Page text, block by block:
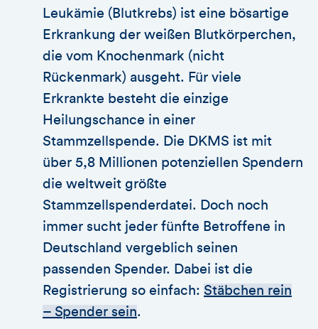
Leukämie (Blutkrebs) ist eine bösartige
Erkrankung der weißen Blutkörperchen,
die vom Knochenmark (nicht
Rückenmark) ausgeht. Für viele
Erkrankte besteht die einzige
Heilungschance in einer
Stammzellspende. Die DKMS ist mit
über 5,8 Millionen potenziellen Spendern
die weltweit größte
Stammzellspenderdatei. Doch noch
immer sucht jeder fünfte Betroffene in
Deutschland vergeblich seinen
passenden Spender. Dabei ist die
Registrierung so einfach: Stäbchen rein
– Spender sein.